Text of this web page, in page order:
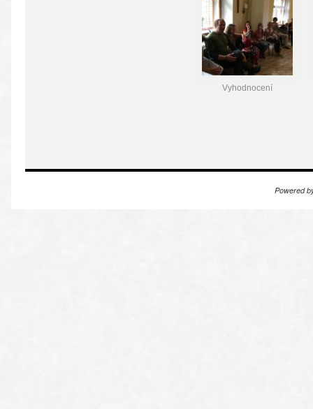
Vyhodnocení
Powered